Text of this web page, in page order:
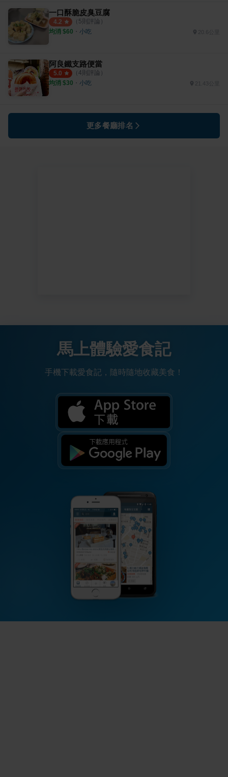
一口酥脆皮臭豆腐
4.2 （ 5則評論）
均消 $60 ・ 小吃
阿良鐵支路便當
5.0 （ 4則評論）
均消 $30 ・ 小吃 21.43公里
更多餐廳排名
馬上體驗愛食記
手機下載愛食記，隨時隨地收藏美食！